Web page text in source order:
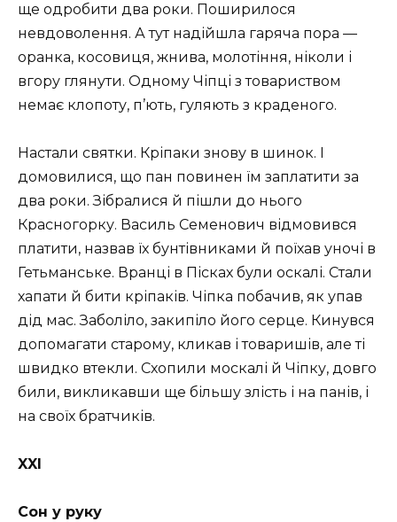
ще одробити два роки. Поширилося
невдоволення. А тут надійшла гаряча пора —
оранка, косовиця, жнива, молотіння, ніколи і
вгору глянути. Одному Чіпці з товариством
немає клопоту, п’ють, гуляють з краденого.
Настали святки. Кріпаки знову в шинок. І
домовилися, що пан повинен їм заплатити за
два роки. Зібралися й пішли до нього
Красногорку. Василь Семенович відмовився
платити, назвав їх бунтівниками й поїхав уночі в
Гетьманське. Вранці в Пісках були оскалі. Стали
хапати й бити кріпаків. Чіпка побачив, як упав
дід мас. Заболіло, закипіло його серце. Кинувся
допомагати старому, кликав і товаришів, але ті
швидко втекли. Схопили москалі й Чіпку, довго
били, викликавши ще більшу злість і на панів, і
на своїх братчиків.
XXI
Сон у руку